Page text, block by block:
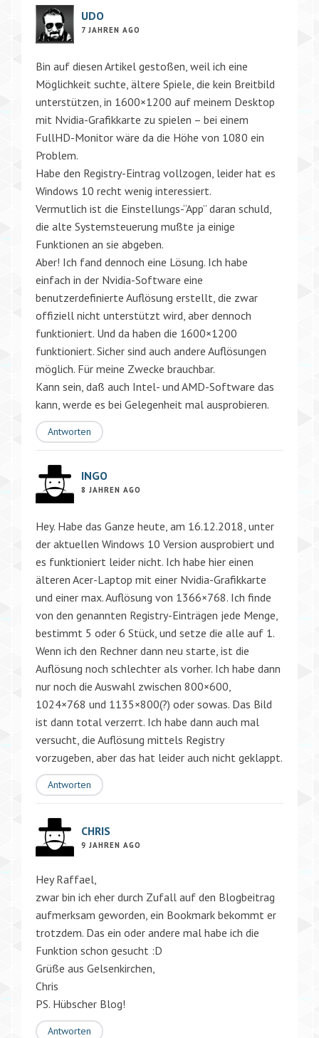
UDO
7 JAHREN AGO
Bin auf diesen Artikel gestoßen, weil ich eine
Möglichkeit suchte, ältere Spiele, die kein Breitbild
unterstützen, in 1600×1200 auf meinem Desktop
mit Nvidia-Grafikkarte zu spielen – bei einem
FullHD-Monitor wäre da die Höhe von 1080 ein
Problem.
Habe den Registry-Eintrag vollzogen, leider hat es
Windows 10 recht wenig interessiert.
Vermutlich ist die Einstellungs-“App” daran schuld,
die alte Systemsteuerung mußte ja einige
Funktionen an sie abgeben.
Aber! Ich fand dennoch eine Lösung. Ich habe
einfach in der Nvidia-Software eine
benutzerdefinierte Auflösung erstellt, die zwar
offiziell nicht unterstützt wird, aber dennoch
funktioniert. Und da haben die 1600×1200
funktioniert. Sicher sind auch andere Auflösungen
möglich. Für meine Zwecke brauchbar.
Kann sein, daß auch Intel- und AMD-Software das
kann, werde es bei Gelegenheit mal ausprobieren.
Antworten
INGO
8 JAHREN AGO
Hey. Habe das Ganze heute, am 16.12.2018, unter
der aktuellen Windows 10 Version ausprobiert und
es funktioniert leider nicht. Ich habe hier einen
älteren Acer-Laptop mit einer Nvidia-Grafikkarte
und einer max. Auflösung von 1366×768. Ich finde
von den genannten Registry-Einträgen jede Menge,
bestimmt 5 oder 6 Stück, und setze die alle auf 1.
Wenn ich den Rechner dann neu starte, ist die
Auflösung noch schlechter als vorher. Ich habe dann
nur noch die Auswahl zwischen 800×600,
1024×768 und 1135×800(?) oder sowas. Das Bild
ist dann total verzerrt. Ich habe dann auch mal
versucht, die Auflösung mittels Registry
vorzugeben, aber das hat leider auch nicht geklappt.
Antworten
CHRIS
9 JAHREN AGO
Hey Raffael,
zwar bin ich eher durch Zufall auf den Blogbeitrag
aufmerksam geworden, ein Bookmark bekommt er
trotzdem. Das ein oder andere mal habe ich die
Funktion schon gesucht :D
Grüße aus Gelsenkirchen,
Chris
PS. Hübscher Blog!
Antworten